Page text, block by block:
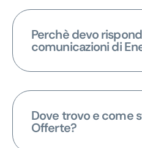
Perchè devo
comunicazioni di
Dove trovo e come
Offerte?